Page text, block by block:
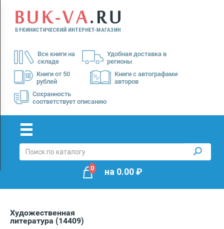
Все книги на
складе
Удобная доставка в
регионы
Книги от 50
рублей
Книги с автографами
авторов
Сохранность
соответствует описанию
Menu
Доставка
Оплата
0 на 0.00₽
Художественная
литература (14409)